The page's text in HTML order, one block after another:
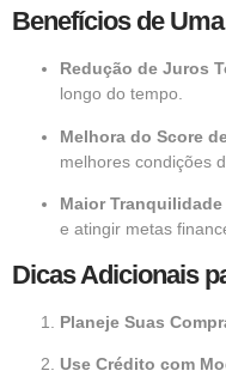
Benefícios de
Redução de Juros
longo do tempo.
Melhora do Score
melhores condições
Maior
e atingir metas
Dicas Adicionais
Planeje Suas
Use Crédito com